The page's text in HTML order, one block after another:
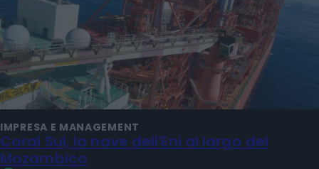
IMPRESA E MANAGEMENT
Coral Sul, la nave dell'Eni al largo del
Mozambico